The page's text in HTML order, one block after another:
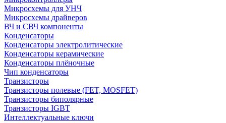
Микросхемы для УНЧ
Микросхемы драйверов
ВЧ и СВЧ компоненты
Конденсаторы
Конденсаторы электролитические
Конденсаторы керамические
Конденсаторы плёночные
Чип конденсаторы
Транзисторы
Транзисторы полевые (FET, MOSFET)
Транзисторы биполярные
Транзисторы IGBT
Интеллектуальные ключи